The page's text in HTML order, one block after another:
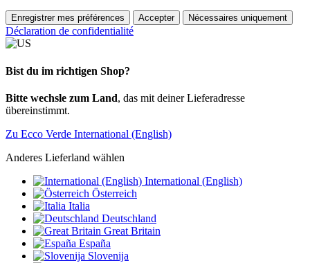
Enregistrer mes préférences Accepter Nécessaires uniquement
Déclaration de confidentialité
Bist du im richtigen Shop?
Bitte wechsle zum Land, das mit deiner Lieferadresse
übereinstimmt.
Zu Ecco Verde International (English)
Anderes Lieferland wählen
International (English)
Österreich
Italia
Deutschland
Great Britain
España
Slovenija